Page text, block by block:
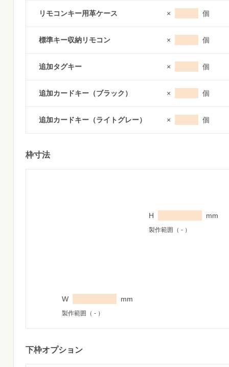
リモコンキー用革ケース × 個
標準キー収納リモコン × 個
追加タグキー × 個
追加カードキー（ブラック） × 個
追加カードキー（ライトグレー） × 個
枠寸法
H mm
製作範囲（ - ）
W mm
製作範囲（ - ）
下枠オプション